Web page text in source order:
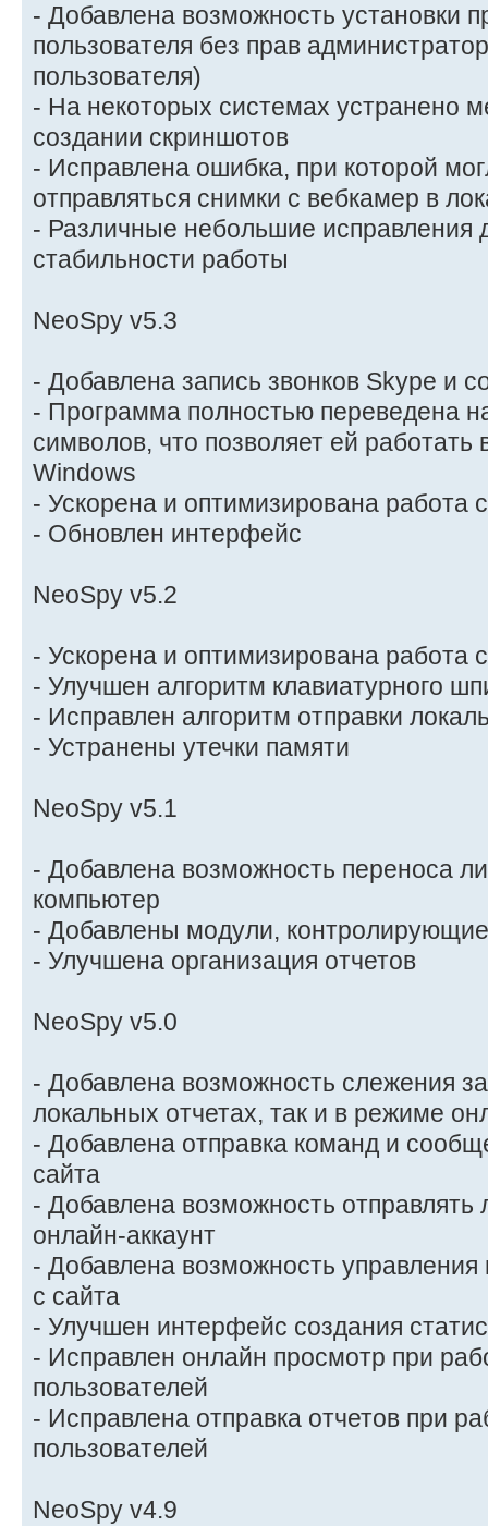
- Добавлена возможность установки
пользователя без прав
пользователя)
- На некоторых системах устранено
создании скриншотов
- Исправлена ошибка, при которой
отправляться снимки с вебкамер в
- Различные небольшие исправления
стабильности работы
NeoSpy v5.3
- Добавлена запись звонков Skype и
- Программа полностью переведена
символов, что позволяет ей
Windows
- Ускорена и оптимизирована работа
- Обновлен интерфейс
NeoSpy v5.2
- Ускорена и оптимизирована работа
- Улучшен алгоритм клавиатурного
- Исправлен алгоритм отправки
- Устранены утечки памяти
NeoSpy v5.1
- Добавлена возможность переноса
компьютер
- Добавлены модули,
- Улучшена организация отчетов
NeoSpy v5.0
- Добавлена возможность слежения
локальных отчетах, так и в режиме
- Добавлена отправка команд и
сайта
- Добавлена возможность отправлять
онлайн-аккаунт
- Добавлена возможность
с сайта
- Улучшен интерфейс создания
- Исправлен онлайн просмотр при
пользователей
- Исправлена отправка отчетов при
пользователей
NeoSpy v4.9